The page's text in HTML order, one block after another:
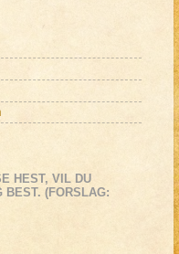
HEST, VIL DU
(FORSLAG: